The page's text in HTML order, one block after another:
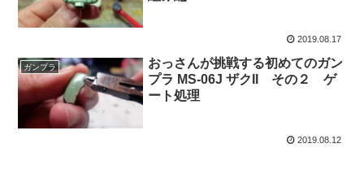
2019.08.17
ガンプラ
おっさんが挑戦する初めてのガン
プラ MS-06J ザクII その２ ゲ
ート処理
2019.08.12